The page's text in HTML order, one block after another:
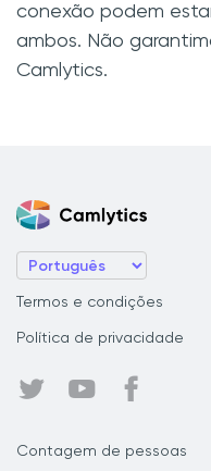
conexão podem
ambos. Não
Camlytics.
Termos e condições
Política de privacidade
Contagem de pessoas